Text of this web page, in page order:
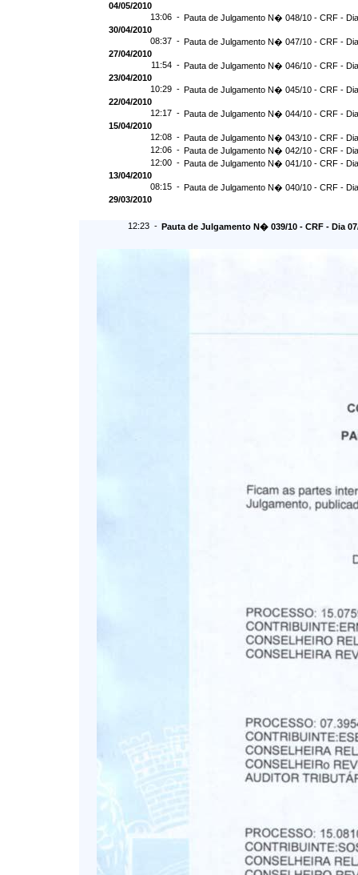
04/05/2010
13:06 - Pauta de Julgamento N� 048/10 - CRF -
30/04/2010
08:37 - Pauta de Julgamento N� 047/10 - CRF -
27/04/2010
11:54 - Pauta de Julgamento N� 046/10 - CRF -
23/04/2010
10:29 - Pauta de Julgamento N� 045/10 - CRF -
22/04/2010
12:17 - Pauta de Julgamento N� 044/10 - CRF -
15/04/2010
12:08 - Pauta de Julgamento N� 043/10 - CRF -
12:06 - Pauta de Julgamento N� 042/10 - CRF -
12:00 - Pauta de Julgamento N� 041/10 - CRF -
13/04/2010
08:15 - Pauta de Julgamento N� 040/10 - CRF -
29/03/2010
12:23 - Pauta de Julgamento N� 039/10 - CRF - Dia